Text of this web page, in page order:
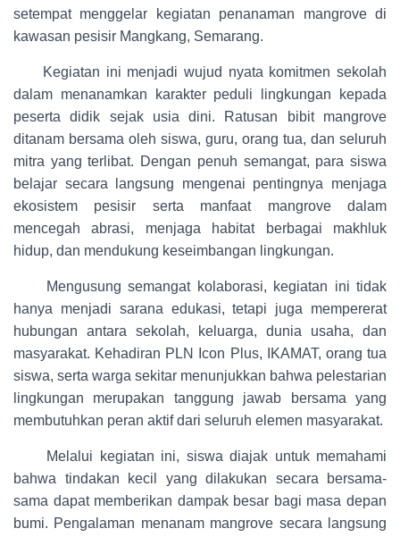
setempat menggelar kegiatan penanaman mangrove di
kawasan pesisir Mangkang, Semarang.
Kegiatan ini menjadi wujud nyata komitmen sekolah
dalam menanamkan karakter peduli lingkungan kepada
peserta didik sejak usia dini. Ratusan bibit mangrove
ditanam bersama oleh siswa, guru, orang tua, dan seluruh
mitra yang terlibat. Dengan penuh semangat, para siswa
belajar secara langsung mengenai pentingnya menjaga
ekosistem pesisir serta manfaat mangrove dalam
mencegah abrasi, menjaga habitat berbagai makhluk
hidup, dan mendukung keseimbangan lingkungan.
Mengusung semangat kolaborasi, kegiatan ini tidak
hanya menjadi sarana edukasi, tetapi juga mempererat
hubungan antara sekolah, keluarga, dunia usaha, dan
masyarakat. Kehadiran PLN Icon Plus, IKAMAT, orang tua
siswa, serta warga sekitar menunjukkan bahwa pelestarian
lingkungan merupakan tanggung jawab bersama yang
membutuhkan peran aktif dari seluruh elemen masyarakat.
Melalui kegiatan ini, siswa diajak untuk memahami
bahwa tindakan kecil yang dilakukan secara bersama-
sama dapat memberikan dampak besar bagi masa depan
bumi. Pengalaman menanam mangrove secara langsung